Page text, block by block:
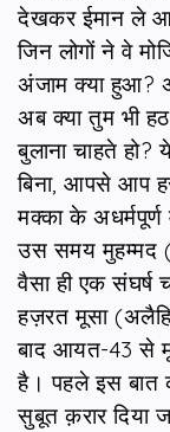
देखकर ईमान ले
जिन लोगों ने वे
अंजाम क्या हुआ?
अब क्या तुम भी
बुलाना चाहते
बिना, आपसे आप
मक्का के
उस समय मुहम्मद
वैसा ही एक
हज़रत मूसा
बाद आयत-43 से
है। पहले इस बात
सुबूत क़रार दिया